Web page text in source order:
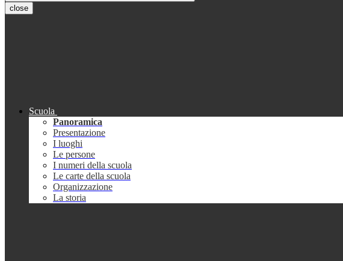
close
Scuola
Panoramica
Presentazione
I luoghi
Le persone
I numeri della scuola
Le carte della scuola
Organizzazione
La storia